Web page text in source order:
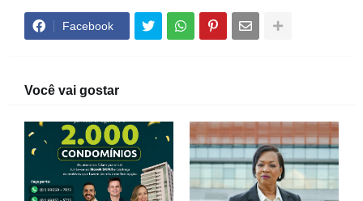
Facebook
Você vai gostar